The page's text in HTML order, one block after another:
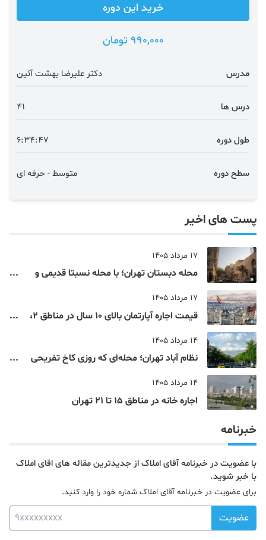
خرید این دوره
990,000 تومان
مدرس دکتر علیرضا بهشت آئین
درس ها 41
طول دوره 6:34:47
سطح دوره متوسط - حرفه ای
پست های اخیر
17 مرداد 1405
محله دبستان تهران؛ با محله نسبتا قدیمی و
17 مرداد 1405
قیمت اجاره آپارتمان بالای 10 سال در مناطق 2،
14 مرداد 1405
نظام‌ آباد تهران؛ محله‌ای که روزی کاخ تفریحی
14 مرداد 1405
اجاره خانه در مناطق 15 تا 21 تهران
خبرنامه
با عضویت در خبرنامه آقای املاک از جدیدترین مقاله های اقای املاک
با خبر شوید.
برای عضویت در خبرنامه آقای املاک شماره خود را وارد کنید.
عضویت